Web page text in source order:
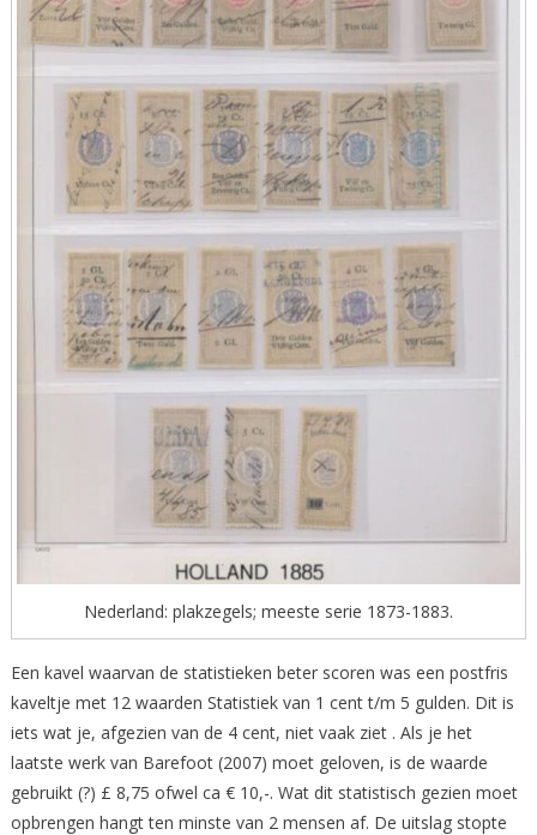
Nederland: plakzegels; meeste serie 1873-1883.
Een kavel waarvan de statistieken beter scoren was een postfris
kaveltje met 12 waarden Statistiek van 1 cent t/m 5 gulden. Dit is
iets wat je, afgezien van de 4 cent, niet vaak ziet . Als je het
laatste werk van Barefoot (2007) moet geloven, is de waarde
gebruikt (?) £ 8,75 ofwel ca € 10,-. Wat dit statistisch gezien moet
opbrengen hangt ten minste van 2 mensen af. De uitslag stopte